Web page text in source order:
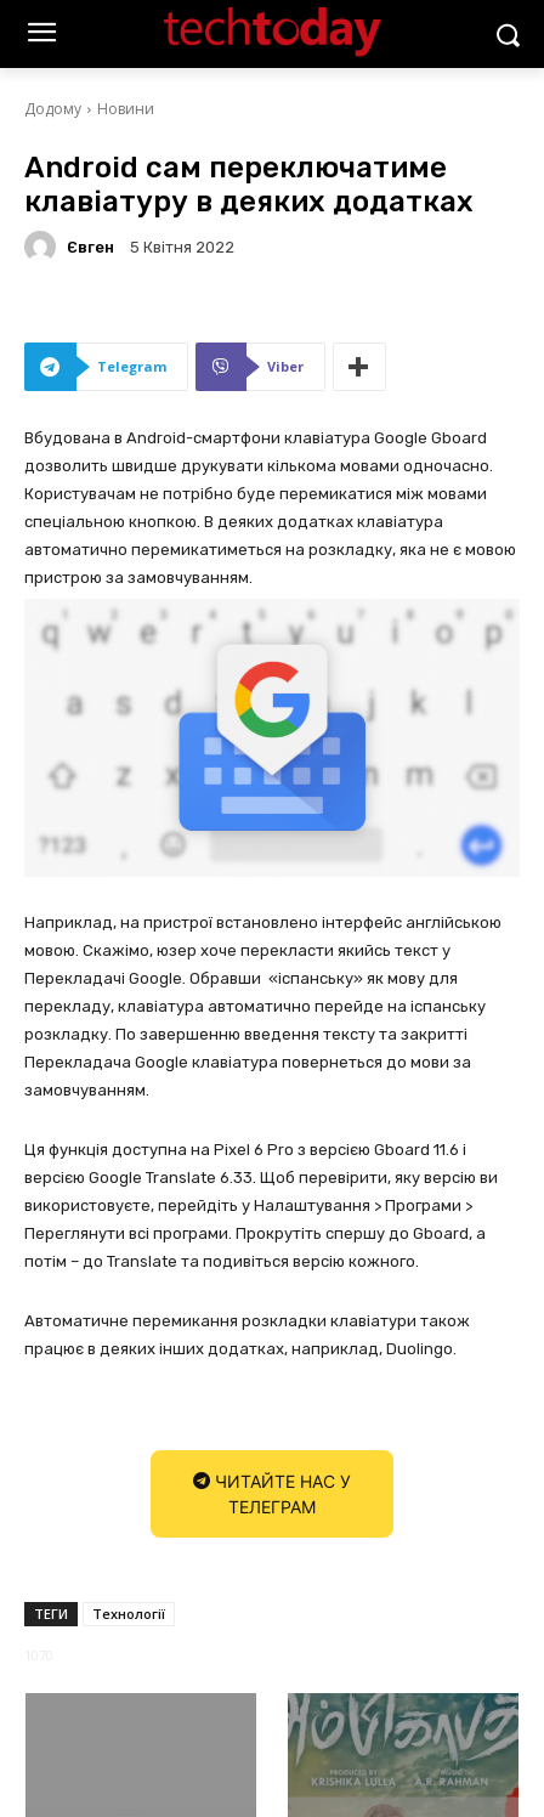
Додому Новини
Android сам переключатиме
клавіатуру в деяких додатках
Євген 5 Квітня 2022
Telegram Viber
Вбудована в Android-смартфони клавіатура Google Gboard
дозволить швидше друкувати кількома мовами одночасно.
Користувачам не потрібно буде перемикатися між мовами
спеціальною кнопкою. В деяких додатках клавіатура
автоматично перемикатиметься на розкладку, яка не є мовою
пристрою за замовчуванням.
Наприклад, на пристрої встановлено інтерфейс англійською
мовою. Скажімо, юзер хоче перекласти якийсь текст у
Перекладачі Google. Обравши «іспанську» як мову для
перекладу, клавіатура автоматично перейде на іспанську
розкладку. По завершенню введення тексту та закритті
Перекладача Google клавіатура повернеться до мови за
замовчуванням.
Ця функція доступна на Pixel 6 Pro з версією Gboard 11.6 і
версією Google Translate 6.33. Щоб перевірити, яку версію ви
використовуєте, перейдіть у Налаштування > Програми >
Переглянути всі програми. Прокрутіть спершу до Gboard, а
потім – до Translate та подивіться версію кожного.
Автоматичне перемикання розкладки клавіатури також
працює в деяких інших додатках, наприклад, Duolingo.
ЧИТАЙТЕ НАС У
ТЕЛЕГРАМ
ТЕГИ Технології